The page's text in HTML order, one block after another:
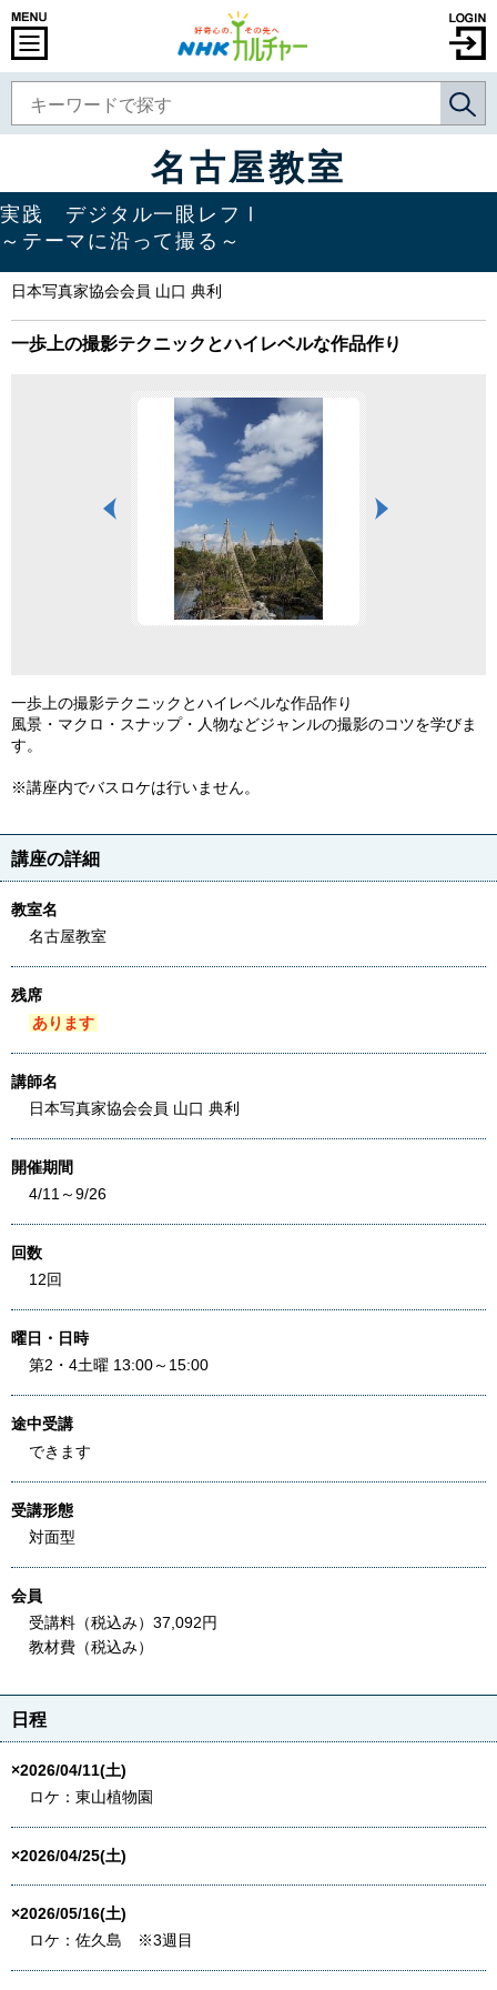
名古屋教室
実践 デジタル一眼レフⅠ
～テーマに沿って撮る～
日本写真家協会会員 山口 典利
一歩上の撮影テクニックとハイレベルな作品作り
一歩上の撮影テクニックとハイレベルな作品作り
風景・マクロ・スナップ・人物などジャンルの撮影のコツを学びま
す。
※講座内でバスロケは行いません。
講座の詳細
教室名
名古屋教室
残席
あります
講師名
日本写真家協会会員 山口 典利
開催期間
4/11～9/26
回数
12回
曜日・日時
第2・4土曜 13:00～15:00
途中受講
できます
受講形態
対面型
会員
受講料（税込み）37,092円
教材費（税込み）
日程
×2026/04/11(土)
ロケ：東山植物園
×2026/04/25(土)
×2026/05/16(土)
ロケ：佐久島 ※3週目